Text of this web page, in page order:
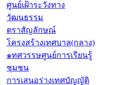
ศูนย์เฝ้าระวังทาง
วัฒนธรรม
ตราสัญลักษณ์
โครงสร้างเทศบาล(กลาง)
๑ทศวรรษศูนย์การเรียนรู้
ชุมชน
การเสนอร่างเทศบัญญัติ